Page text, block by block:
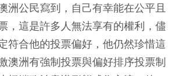
洲公民寫到，自己有幸能在公平且
，這是許多人無法享有的權利，儘
符合他的投票偏好，他仍然珍惜這
澳洲有強制投票與偏好排序投票制